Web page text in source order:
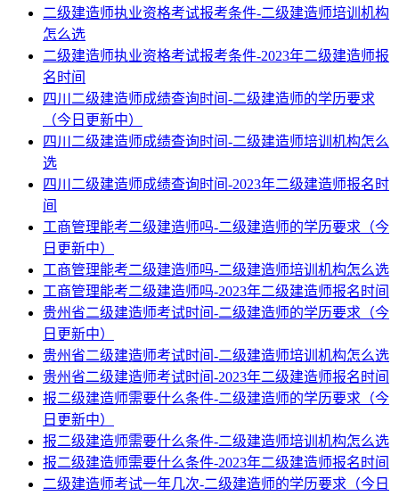
二级建造师执业资格考试报考条件-二级建造师培训机构
怎么选
二级建造师执业资格考试报考条件-2023年二级建造师报
名时间
四川二级建造师成绩查询时间-二级建造师的学历要求
（今日更新中）
四川二级建造师成绩查询时间-二级建造师培训机构怎么
选
四川二级建造师成绩查询时间-2023年二级建造师报名时
间
工商管理能考二级建造师吗-二级建造师的学历要求（今
日更新中）
工商管理能考二级建造师吗-二级建造师培训机构怎么选
工商管理能考二级建造师吗-2023年二级建造师报名时间
贵州省二级建造师考试时间-二级建造师的学历要求（今
日更新中）
贵州省二级建造师考试时间-二级建造师培训机构怎么选
贵州省二级建造师考试时间-2023年二级建造师报名时间
报二级建造师需要什么条件-二级建造师的学历要求（今
日更新中）
报二级建造师需要什么条件-二级建造师培训机构怎么选
报二级建造师需要什么条件-2023年二级建造师报名时间
二级建造师考试一年几次-二级建造师的学历要求（今日